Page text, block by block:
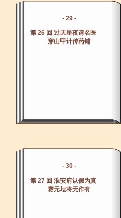
- 29 -
第 26 回 过天星夜请名医
穿山甲计传药铺
- 30 -
第 27 回 淮安府认假为真
赛元坛将无作有